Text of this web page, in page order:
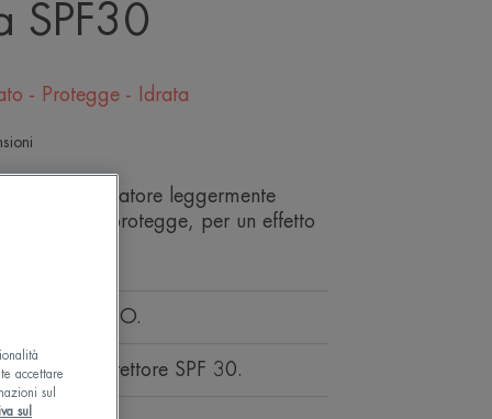
SPF30
- Protegge - Idrata
perfezionatore leggermente
uniforma e protegge, per un effetto
IL GIORNO.
fotoprotettore SPF 30.
accettare
sul
sul